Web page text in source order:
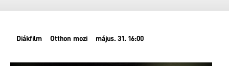
Diákfilm Otthon mozi május. 31. 16:00